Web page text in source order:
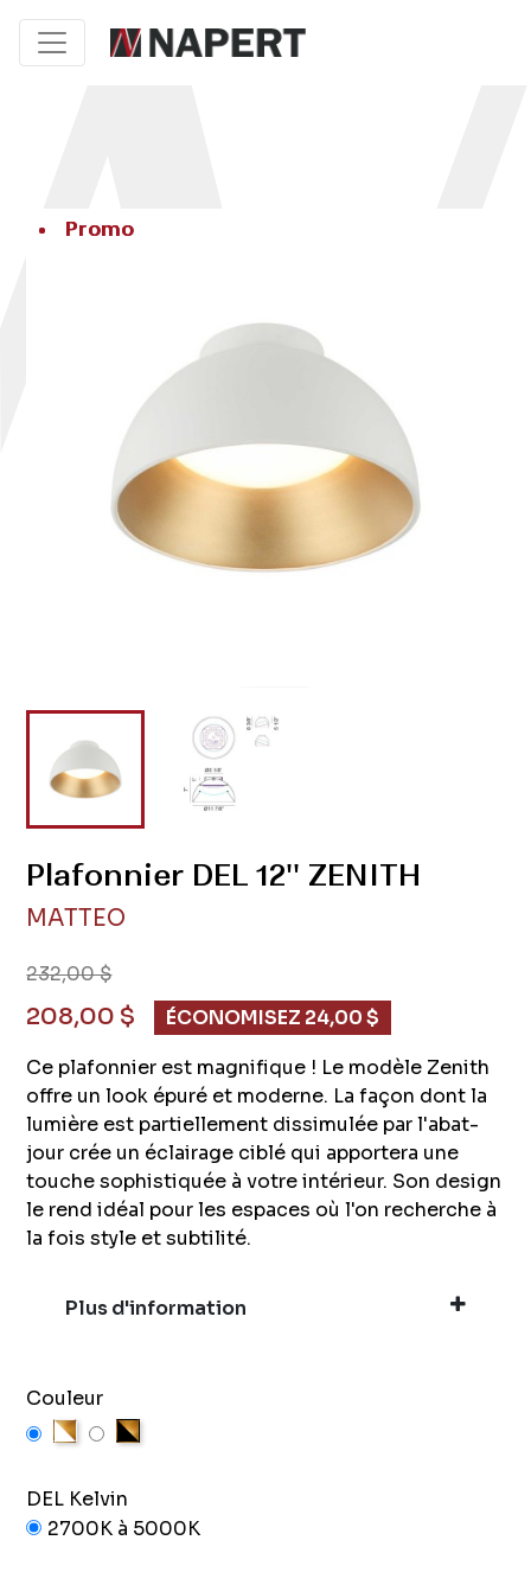
Promo
Promo
Plafonnier DEL 12'' ZENITH
MATTEO
232,00 $
208,00 $
ÉCONOMISEZ 24,00 $
Ce plafonnier est magnifique ! Le modèle Zenith
offre un look épuré et moderne. La façon dont la
lumière est partiellement dissimulée par l'abat-
jour crée un éclairage ciblé qui apportera une
touche sophistiquée à votre intérieur. Son design
le rend idéal pour les espaces où l'on recherche à
la fois style et subtilité.
Plus d'information
Couleur
Blanc et OrNoir et Or
DEL Kelvin
2700K à 5000K